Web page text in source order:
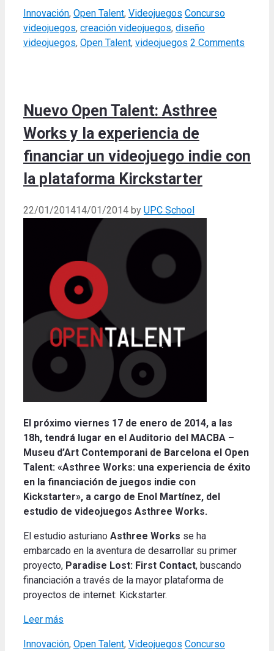
Categories
Innovación, Open Talent, Videojuegos Tags
Concurso
videojuegos, creación videojuegos, diseño
videojuegos, Open Talent, videojuegos 2 Comments
Nuevo Open Talent: Asthree
Works y la experiencia de
financiar un videojuego indie con
la plataforma Kirckstarter
22/01/201414/01/2014 by UPC School
El próximo viernes 17 de enero de 2014, a las
18h, tendrá lugar en el Auditorio del MACBA –
Museu d’Art Contemporani de Barcelona el Open
Talent: «Asthree Works: una experiencia de éxito
en la financiación de juegos indie con
Kickstarter», a cargo de Enol Martínez, del
estudio de videojuegos Asthree Works.
El estudio asturiano Asthree Works se ha
embarcado en la aventura de desarrollar su primer
proyecto, Paradise Lost: First Contact, buscando
financiación a través de la mayor plataforma de
proyectos de internet: Kickstarter.
Leer más
Categories
Innovación, Open Talent, Videojuegos Tags
Concurso